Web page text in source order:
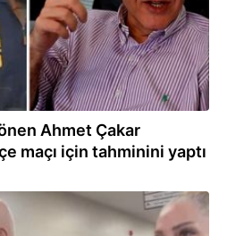
Ahmet Çakar
maçı için tahminini yaptı